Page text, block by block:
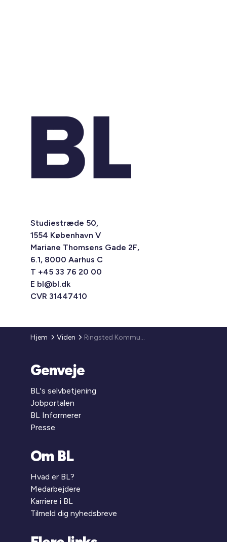
Studiestræde 50,
1554 København V
Mariane Thomsens Gade 2F,
6.1, 8000 Aarhus C
T +45 33 76 20 00
E bl@bl.dk
CVR 31447410
Hjem Viden Ringsted Kommune
Genveje
BL's selvbetjening
Jobportalen
BL Informerer
Presse
Om BL
Hvad er BL?
Medarbejdere
Karriere i BL
Tilmeld dig nyhedsbreve